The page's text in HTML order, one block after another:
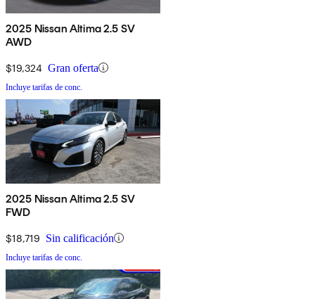
2025 Nissan Altima 2.5 SV
AWD
$19,324 Gran oferta
Incluye tarifas de conc.
2025 Nissan Altima 2.5 SV
FWD
$18,719 Sin calificación
Incluye tarifas de conc.